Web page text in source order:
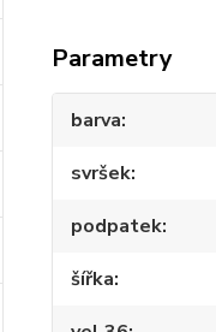
Parametry
barva
svršek
podpatek
šířka